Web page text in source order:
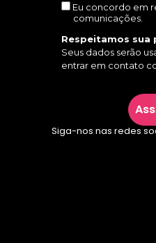
Eu concordo em
comunicações.
Respeitamos sua
Seus dados serão
entrar em contato
Siga-nos nas redes